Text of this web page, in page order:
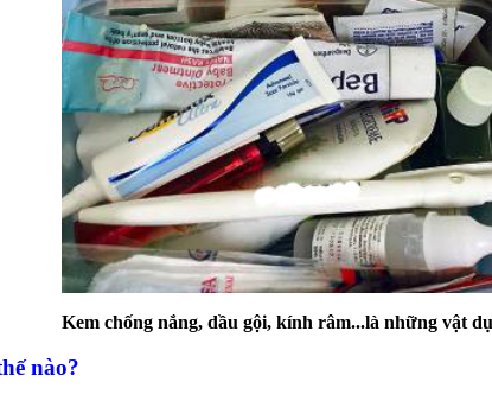
Kem chống nắng, dầu gội, kính râm...là những vật
nào?